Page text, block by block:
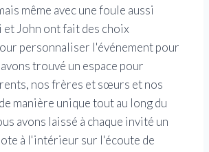
même avec une foule aussi
et John ont fait des choix
personnaliser l'événement pour
avons trouvé un espace pour
nos frères et sœurs et nos
manière unique tout au long du
avons laissé à chaque invité un
à l'intérieur sur l'écoute de